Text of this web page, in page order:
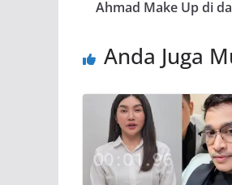
Ahmad Make Up di
Anda Juga